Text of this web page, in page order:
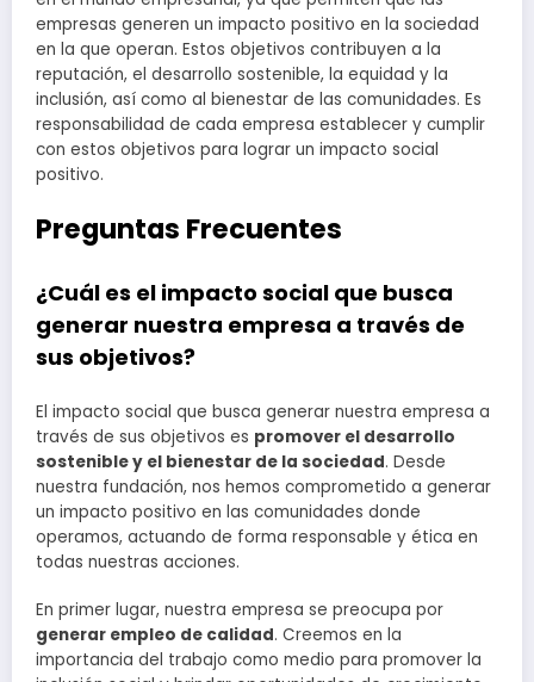
empresas generen un impacto positivo en la sociedad
en la que operan. Estos objetivos contribuyen a la
reputación, el desarrollo sostenible, la equidad y la
inclusión, así como al bienestar de las comunidades. Es
responsabilidad de cada empresa establecer y cumplir
con estos objetivos para lograr un impacto social
positivo.
Preguntas Frecuentes
¿Cuál es el impacto social que busca
generar nuestra empresa a través de
sus objetivos?
El impacto social que busca generar nuestra empresa a
través de sus objetivos es promover el desarrollo
sostenible y el bienestar de la sociedad. Desde
nuestra fundación, nos hemos comprometido a generar
un impacto positivo en las comunidades donde
operamos, actuando de forma responsable y ética en
todas nuestras acciones.
En primer lugar, nuestra empresa se preocupa por
generar empleo de calidad. Creemos en la
importancia del trabajo como medio para promover la